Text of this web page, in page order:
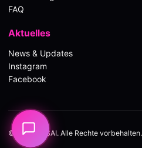
FAQ
Aktuelles
News & Updates
Instagram
Facebook
© 2026 CASAI. Alle Rechte vorbehalten.